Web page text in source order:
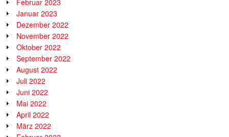
Januar 2023
Dezember 2022
November 2022
Oktober 2022
September 2022
August 2022
Juli 2022
Juni 2022
Mai 2022
April 2022
März 2022